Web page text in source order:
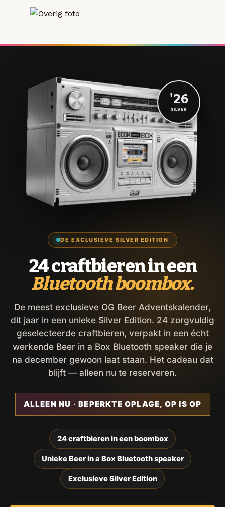
DE EXCLUSIEVE SILVER EDITION
24 craftbieren in een
Bluetooth boombox.
De meest exclusieve OG Beer Adventskalender,
dit jaar in een unieke Silver Edition. 24 zorgvuldig
geselecteerde craftbieren, verpakt in een écht
werkende Beer in a Box Bluetooth speaker die je
na december gewoon laat staan. Het cadeau dat
blijft — alleen nu te reserveren.
ALLEEN NU · BEPERKTE OPLAGE, OP IS OP
24 craftbieren in een boombox
Unieke Beer in a Box Bluetooth speaker
Exclusieve Silver Edition
'26
SILVER